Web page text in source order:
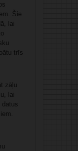
Šie
lai
trīs
zāļu
lai
datus